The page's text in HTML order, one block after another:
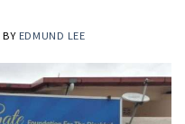
BY EDMUND LEE